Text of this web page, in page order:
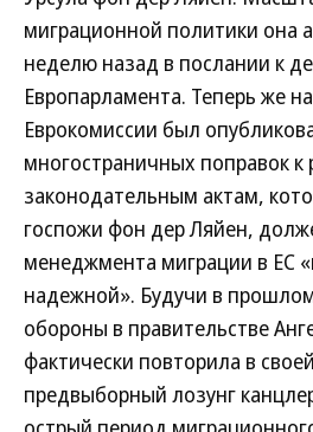
миграционной политики она
неделю назад в послании к
Европарламента. Теперь же
Еврокомиссии был
многостраничных поправок
законодательным актам,
госпожи фон дер Ляйен,
менеджмента миграции в ЕС
надежной». Будучи в
обороны в правительстве
фактически повторила в
предвыборный лозунг